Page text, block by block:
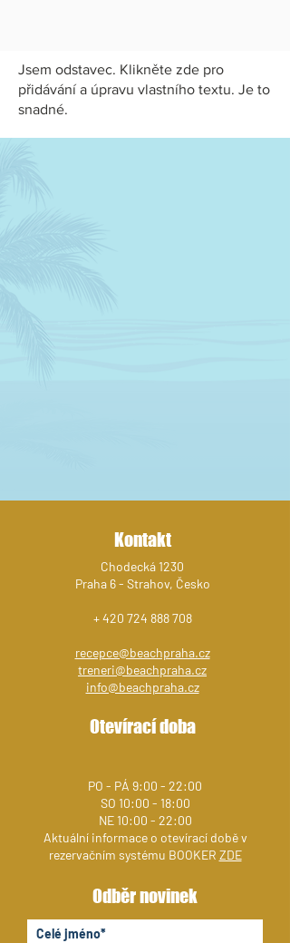
Jsem odstavec. Klikněte zde pro
přidávání a úpravu vlastního textu. Je to
snadné.
Kontakt
Chodecká 1230
Praha 6 - Strahov, Česko
+420 724 888 708
recepce@beachpraha.cz
treneri@beachpraha.cz
info@beachpraha.cz
Otevírací doba
PO - PÁ 9:00 - 22:00
SO 10:00 - 18:00
NE 10:00 - 22:00
Aktuální informace o otevírací době v
rezervačním systému BOOKER ZDE
Odběr novinek